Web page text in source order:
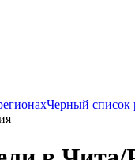
Черный список